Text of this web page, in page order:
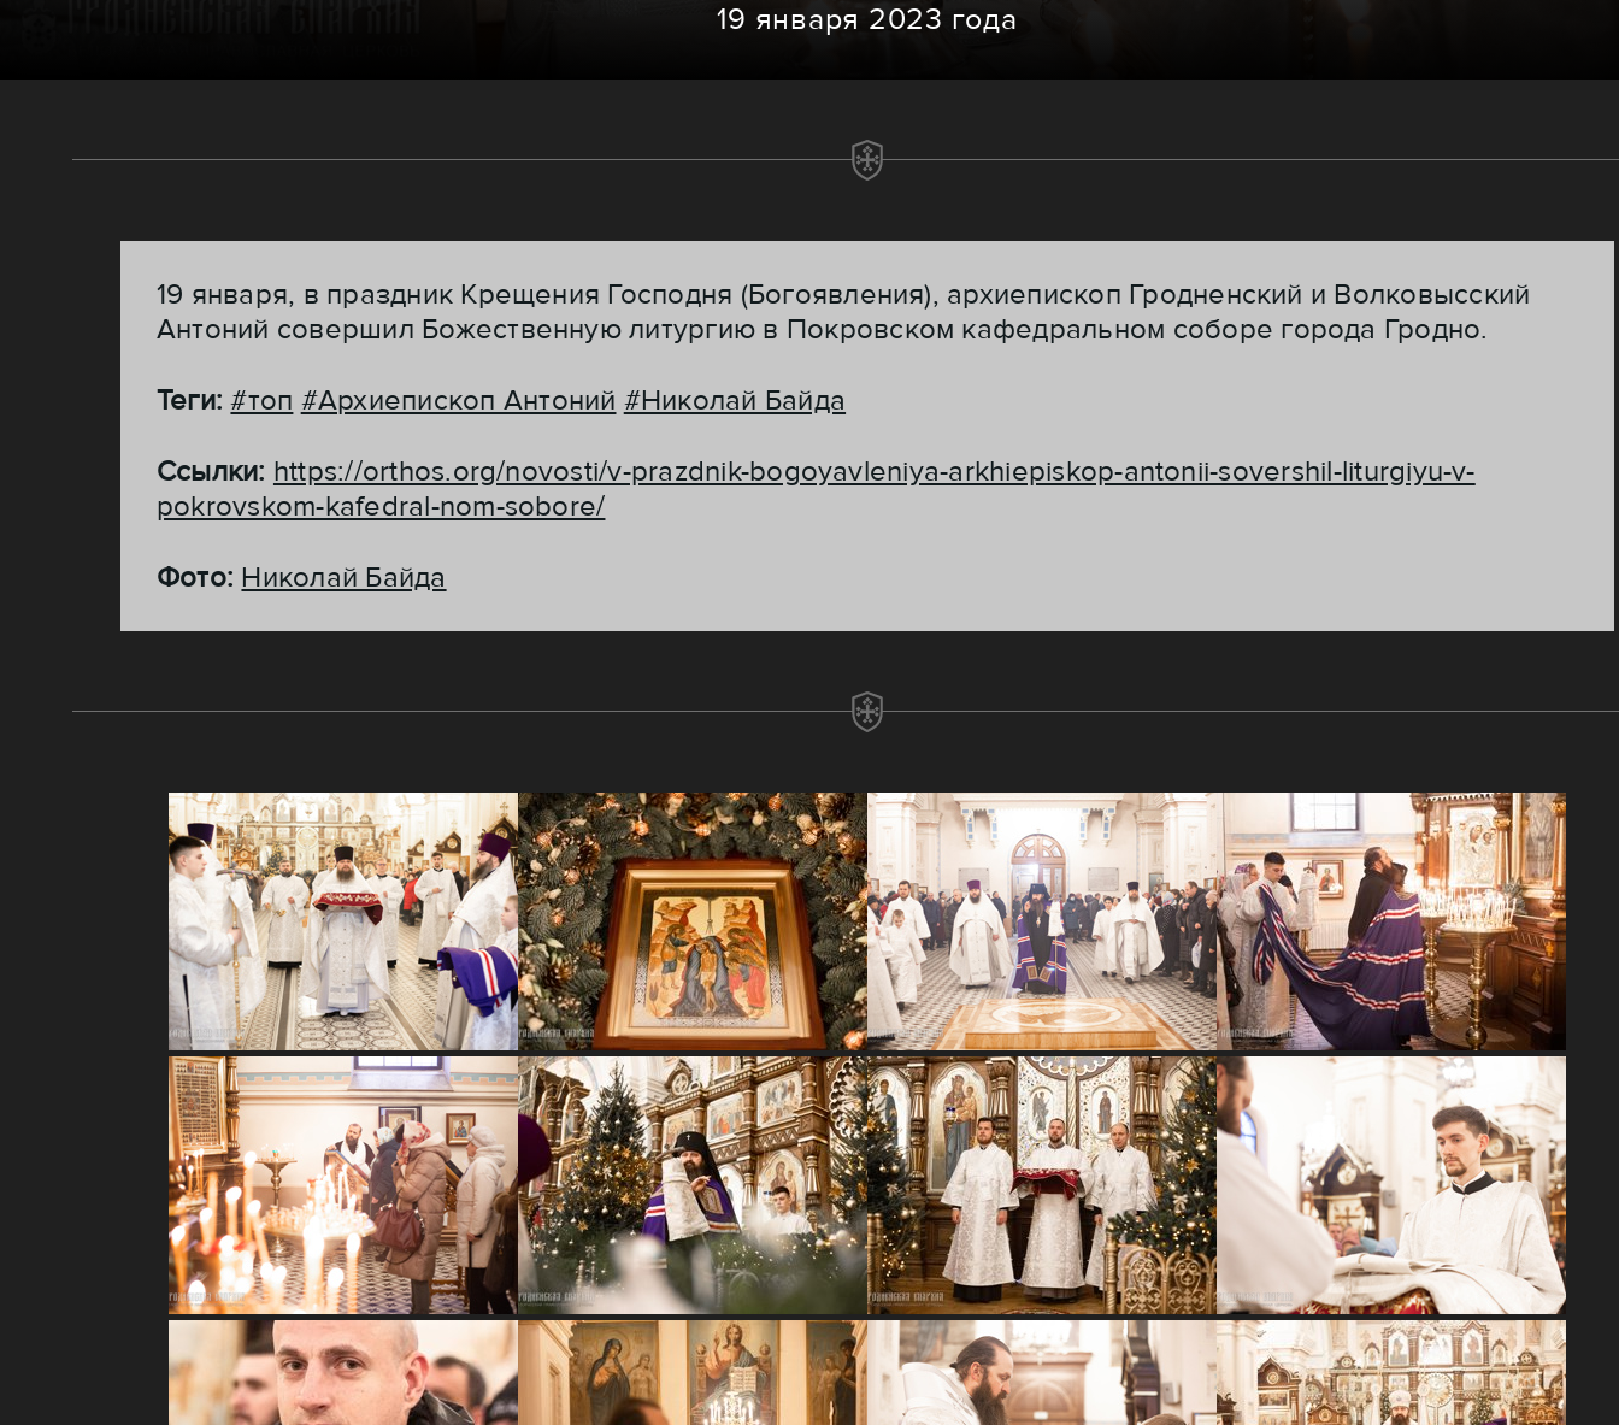
19 января 2023 года
19 января, в праздник Крещения Господня (Богоявления), архиепископ Гродненский и Волковысский
Антоний совершил Божественную литургию в Покровском кафедральном соборе города Гродно.
Теги:#топ #Архиепископ Антоний #Николай Байда
Ссылки: https://orthos.org/novosti/v-prazdnik-bogoyavleniya-arkhiepiskop-antonii-sovershil-liturgiyu-v-
pokrovskom-kafedral-nom-sobore/
Фото: Николай Байда